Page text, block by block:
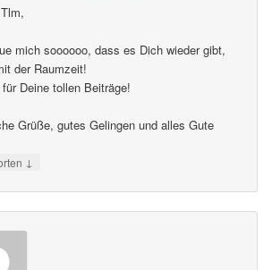
mich soooooo, dass es Dich wieder gibt,
der Raumzeit!
Deine tollen Beiträge!
Grüße, gutes Gelingen und alles Gute
↓